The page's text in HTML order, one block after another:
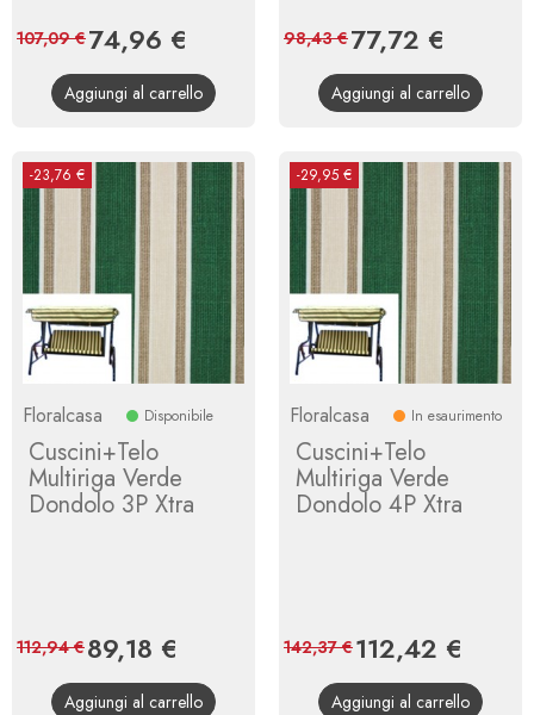
Prezzo
74,96 €
base
107,09 €
Aggiungi al carrello
Prezzo
77,72 €
base
98,43 €
Aggiungi al carrello
-23,76 €
Floralcasa Disponibile
Cuscini+Telo
Multiriga Verde
Dondolo 3P Xtra
Prezzo
89,18 €
base
112,94 €
Aggiungi al carrello
-29,95 €
Floralcasa In esaurimento
Cuscini+Telo
Multiriga Verde
Dondolo 4P Xtra
Prezzo
112,42 €
base
142,37 €
Aggiungi al carrello